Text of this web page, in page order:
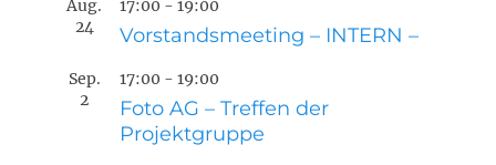
Aug.
24
17:00 - 19:00
Vorstandsmeeting – INTERN –
Sep.
2
17:00 - 19:00
Foto AG – Treffen der
Projektgruppe